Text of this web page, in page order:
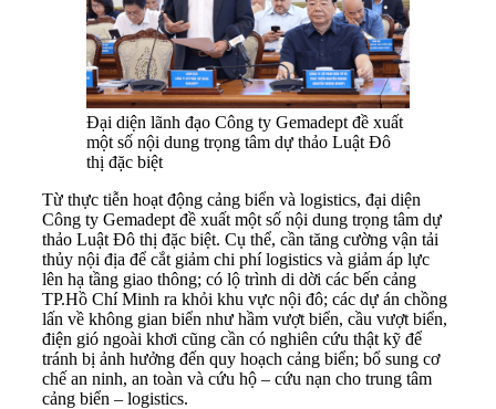
Đại diện lãnh đạo Công ty Gemadept đề xuất
một số nội dung trọng tâm dự thảo Luật Đô
thị đặc biệt
Từ thực tiễn hoạt động cảng biển và logistics, đại diện
Công ty Gemadept đề xuất một số nội dung trọng tâm dự
thảo Luật Đô thị đặc biệt. Cụ thể, cần tăng cường vận tải
thủy nội địa để cắt giảm chi phí logistics và giảm áp lực
lên hạ tầng giao thông; có lộ trình di dời các bến cảng
TP.Hồ Chí Minh ra khỏi khu vực nội đô; các dự án chồng
lấn về không gian biển như hầm vượt biển, cầu vượt biển,
điện gió ngoài khơi cũng cần có nghiên cứu thật kỹ để
tránh bị ảnh hưởng đến quy hoạch cảng biển; bổ sung cơ
chế an ninh, an toàn và cứu hộ – cứu nạn cho trung tâm
cảng biển – logistics.